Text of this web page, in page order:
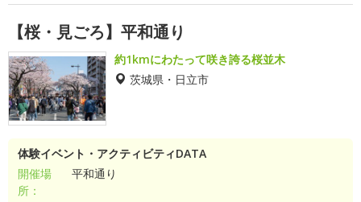
【桜・見ごろ】平和通り
約1kmにわたって咲き誇る桜並木
茨城県・日立市
体験イベント・アクティビティDATA
開催場
所：
平和通り